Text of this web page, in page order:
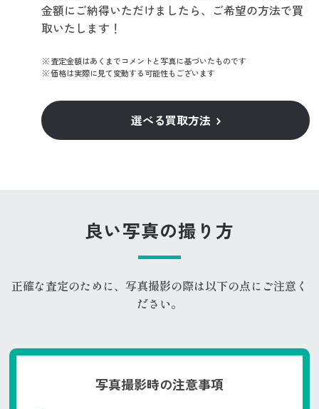
金額にご納得いただけましたら、ご希望の方法で買
取いたします！
査定金額はあくまでコメントと写真に基づいたものです
価格は実際に見て変動する可能性もございます
選べる買取方法
良い写真の撮り方
正確な査定のために、写真撮影の際は以下の点にご注意く
ださい。
写真撮影時の注意事項